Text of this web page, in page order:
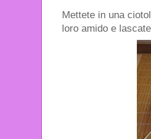
Mettete in una
loro amido e